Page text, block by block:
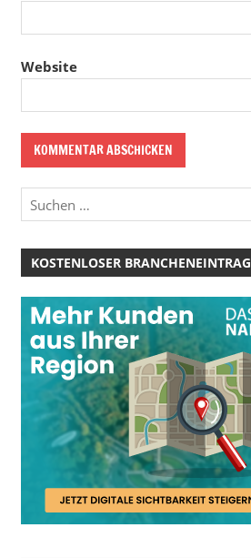
Website
KOSTENLOSER BRANCHENEINTRAG